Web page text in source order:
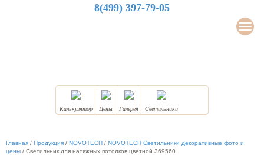
8(499) 397-79-05
Калькулятор Цены Галерея Светильники
Главная / Продукция / NOVOTECH / NOVOTECH Светильники декоративные фото и
цены / Светильник для натяжных потолков цветной 369560